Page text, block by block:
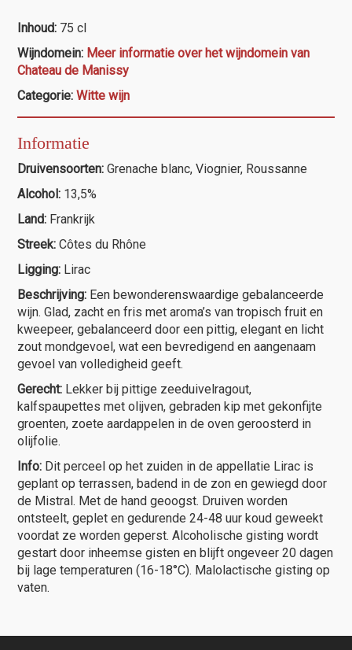
Manissy
"Trinité"
Blanc
aantal
Inhoud: 75 cl
Wijndomein: Meer informatie over het wijndomein van
Chateau de Manissy
Categorie:Witte wijn
Informatie
Druivensoorten:Grenache blanc, Viognier, Roussanne
Alcohol: 13,5%
Land: Frankrijk
Streek:Côtes du Rhône
Ligging: Lirac
Beschrijving: Een bewonderenswaardige gebalanceerde
wijn. Glad, zacht en fris met aroma’s van tropisch fruit en
kweepeer, gebalanceerd door een pittig, elegant en licht
zout mondgevoel, wat een bevredigend en aangenaam
gevoel van volledigheid geeft.
Gerecht: Lekker bij pittige zeeduivelragout,
kalfspaupettes met olijven, gebraden kip met gekonfijte
groenten, zoete aardappelen in de oven geroosterd in
olijfolie.
Info: Dit perceel op het zuiden in de appellatie Lirac is
geplant op terrassen, badend in de zon en gewiegd door
de Mistral. Met de hand geoogst. Druiven worden
ontsteelt, geplet en gedurende 24-48 uur koud geweekt
voordat ze worden geperst. Alcoholische gisting wordt
gestart door inheemse gisten en blijft ongeveer 20 dagen
bij lage temperaturen (16-18°C). Malolactische gisting op
vaten.